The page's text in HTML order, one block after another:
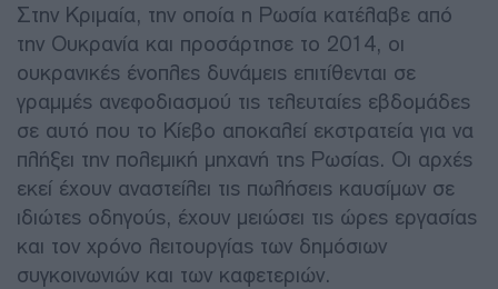
Στην Κριμαία, την οποία η Ρωσία κατέλαβε από
την Ουκρανία και προσάρτησε το 2014, οι
ουκρανικές ένοπλες δυνάμεις επιτίθενται σε
γραμμές ανεφοδιασμού τις τελευταίες εβδομάδες
σε αυτό που το Κίεβο αποκαλεί εκστρατεία για να
πλήξει την πολεμική μηχανή της Ρωσίας. Οι αρχές
εκεί έχουν αναστείλει τις πωλήσεις καυσίμων σε
ιδιώτες οδηγούς, έχουν μειώσει τις ώρες εργασίας
και τον χρόνο λειτουργίας των δημόσιων
συγκοινωνιών και των καφετεριών.